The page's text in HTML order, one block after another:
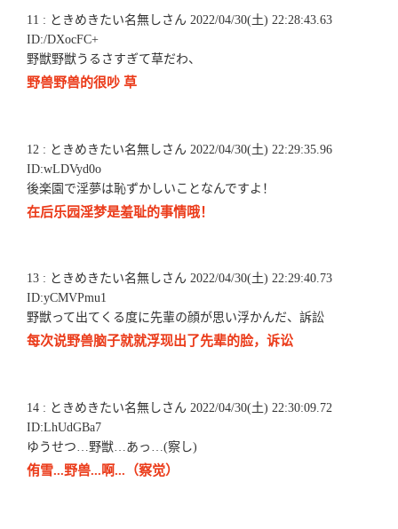
11 : ときめきたい名無しさん 2022/04/30(土) 22:28:43.63
ID:/DXocFC+
野獣野獣うるさすぎて草だわ、
野兽野兽的很吵 草
12 : ときめきたい名無しさん 2022/04/30(土) 22:29:35.96
ID:wLDVyd0o
後楽園で淫夢は恥ずかしいことなんですよ！
在后乐园淫梦是羞耻的事情哦！
13 : ときめきたい名無しさん 2022/04/30(土) 22:29:40.73
ID:yCMVPmu1
野獣って出てくる度に先輩の顔が思い浮かんだ、訴訟
每次说野兽脑子就就浮现出了先辈的脸，诉讼
14 : ときめきたい名無しさん 2022/04/30(土) 22:30:09.72
ID:LhUdGBa7
ゆうせつ…野獣…あっ…(察し)
侑雪...野兽...啊...（察觉）